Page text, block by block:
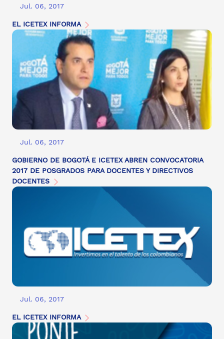
Jul. 06, 2017
EL ICETEX INFORMA
Jul. 06, 2017
GOBIERNO DE BOGOTÁ E ICETEX ABREN CONVOCATORIA
2017 DE POSGRADOS PARA DOCENTES Y DIRECTIVOS
DOCENTES
Jul. 06, 2017
EL ICETEX INFORMA